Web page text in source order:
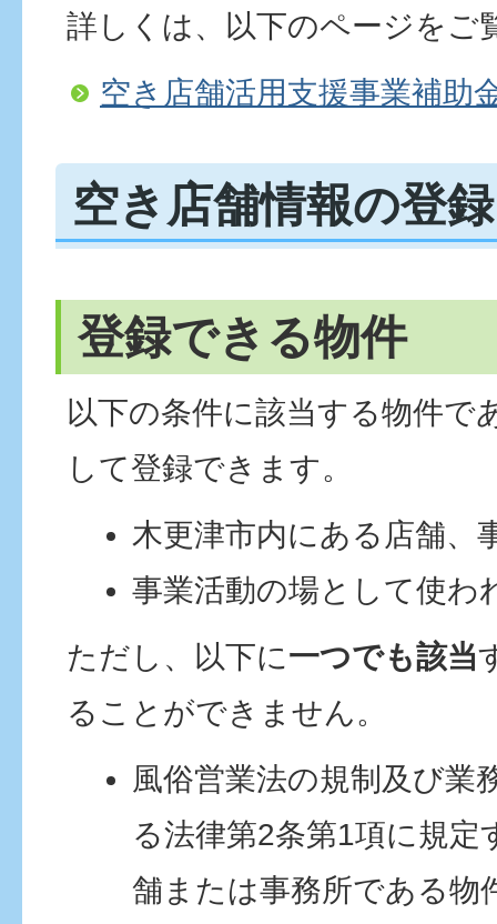
詳しくは、以下のページをご
空き店舗活用支援事業補助
空き店舗情報の登録
登録できる物件
以下の条件に該当する物件で
して登録できます。
木更津市内にある店舗、
事業活動の場として使わ
ただし、以下に一つでも該当
ることができません。
風俗営業法の規制及び業
る法律第2条第1項に規定
舗または事務所である物